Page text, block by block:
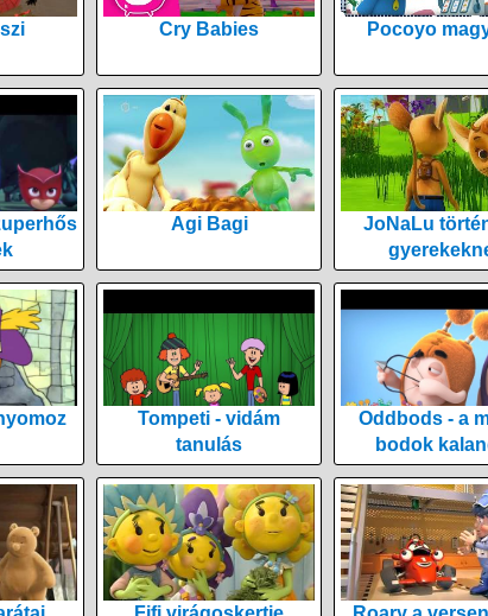
Cry Babies Pocoyo
Agi Bagi
JoNaLu
Tompeti - vidám
tanulás
Oddbods - a
bodok